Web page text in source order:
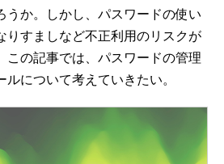
うか。しかし、パスワードの使い
りすましなど不正利用のリスクが
この記事では、パスワードの管理
について考えていきたい。